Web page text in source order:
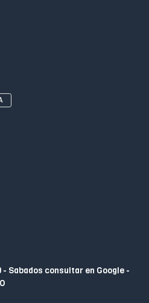
- Sabados consultar en Google -